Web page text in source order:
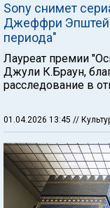
Sony снимет
Джеффри
периода"
Лауреат премии
Джули К.Браун,
расследование в
01.04.2026 13:45 //